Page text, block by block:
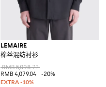
LEMAIRE
棉丝混纺衬衫
RMB 5,098.72
RMB 4,079.04
-20%